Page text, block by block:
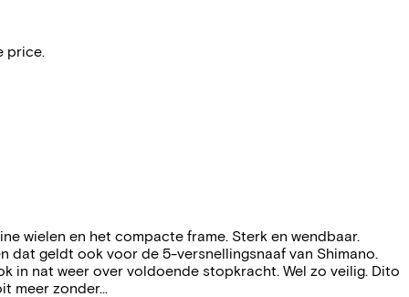
price.
wielen en het compacte frame. Sterk en wendbaar.
geldt ook voor de 5-versnellingsnaaf van Shimano.
in nat weer over voldoende stopkracht. Wel zo veilig. Dito
meer zonder…